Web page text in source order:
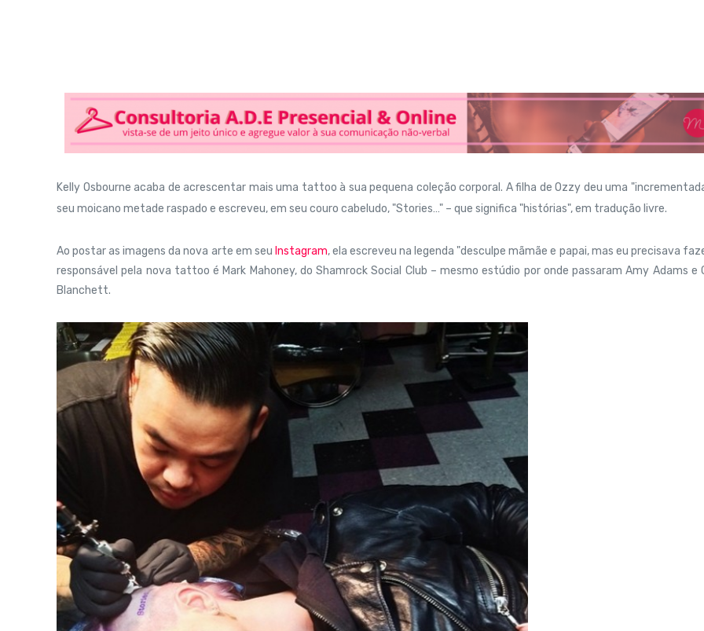
Kelly Osbourne acaba de acrescentar mais uma tattoo à sua pequena coleção corporal. A filha de Ozzy deu uma
seu moicano metade raspado e escreveu, em seu couro cabeludo, "Stories…" – que significa "histórias", em tradução livre.
Ao postar as imagens da nova arte em seu Instagram, ela escreveu na legenda "desculpe mãmãe e papai, mas eu precisava
responsável pela nova tattoo é Mark Mahoney, do Shamrock Social Club – mesmo estúdio por onde passaram Amy Adams e
Blanchett.